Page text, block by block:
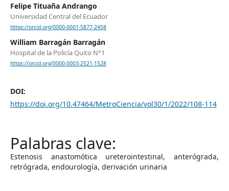
Felipe Tituaña Andrango
Universidad Central del Ecuador
https://orcid.org/0000-0001-5877-2458
William Barragán Barragán
Hospital de la Policía Quito N°1
https://orcid.org/0000-0003-2521-1528
DOI:
https://doi.org/10.47464/MetroCiencia/vol30/1/2022/108-114
Estenosis anastomótica ureterointestinal, anterógrada,
retrógrada, endourología, derivación urinaria